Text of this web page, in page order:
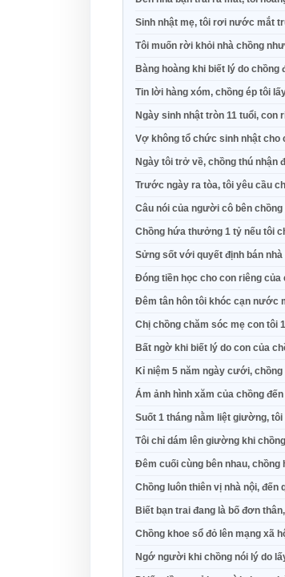
Sinh nhật mẹ, tôi rơi nước mắt
Tôi muốn rời khỏi nhà chồng
Bàng hoàng khi biết lý do chồng
Tin lời hàng xóm, chồng ép tôi
Ngày sinh nhật tròn 11 tuổi, con
Vợ không tổ chức sinh nhật cho
Ngày tôi trở về, chồng thú nhận
Trước ngày ra tòa, tôi yêu cầu
Câu nói của người cô bên
Chồng hứa thưởng 1 tỷ nếu tôi
Sửng sốt với quyết định bán nhà
Đóng tiền học cho con riêng của
Đêm tân hôn tôi khóc cạn nước
Chị chồng chăm sóc mẹ con tôi
Bất ngờ khi biết lý do con của
Kỉ niệm 5 năm ngày cưới,
Ám ảnh hình xăm của chồng
Suốt 1 tháng nằm liệt giường,
Tôi chỉ dám lên giường khi
Đêm cuối cùng bên nhau, chồng
Chồng luôn thiên vị nhà nội, đến
Biết bạn trai đang là bố đơn
Chồng khoe sổ đỏ lên mạng xã
Ngớ người khi chồng nói lý do